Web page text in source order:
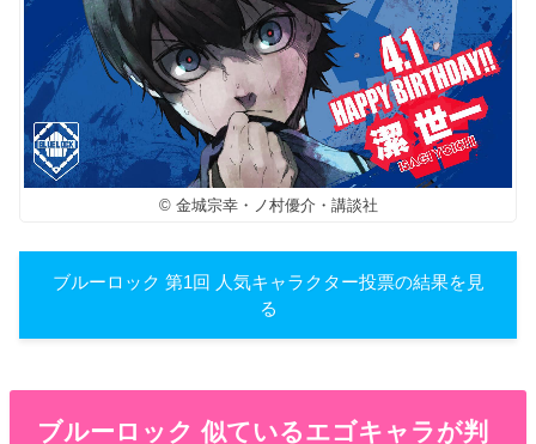
© 金城宗幸・ノ村優介・講談社
ブルーロック 第1回 人気キャラクター投票の結果を見
る
ブルーロック 似ているエゴキャラが判